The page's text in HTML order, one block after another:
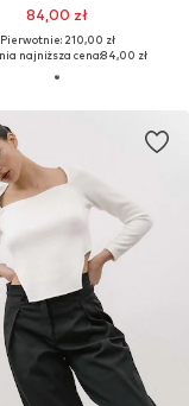
84,00 zł
Pierwotnie: 210,00 zł
najniższa cena:84,00 zł